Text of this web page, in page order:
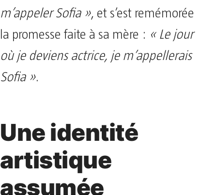
m’appeler Sofia », et s’est remémorée
la promesse faite à sa mère : « Le jour
où je deviens actrice, je m’appellerais
Sofia ».
Une identité
artistique
assumée